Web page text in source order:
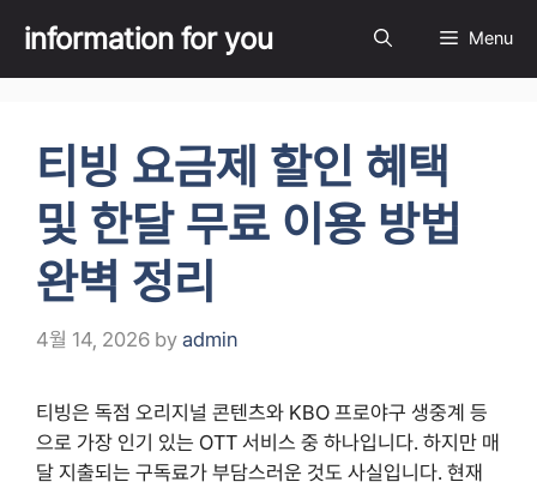
content
information for you Menu
티빙 요금제 할인 혜택
및 한달 무료 이용 방법
완벽 정리
4월 14, 2026 by admin
티빙은 독점 오리지널 콘텐츠와 KBO 프로야구 생중계 등
으로 가장 인기 있는 OTT 서비스 중 하나입니다. 하지만 매
달 지출되는 구독료가 부담스러운 것도 사실입니다. 현재